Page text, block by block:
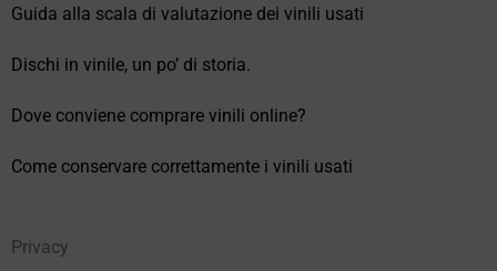
Guida alla scala di valutazione dei vinili usati
Dischi in vinile, un po’ di storia.
Dove conviene comprare vinili online?
Come conservare correttamente i vinili usati
Privacy